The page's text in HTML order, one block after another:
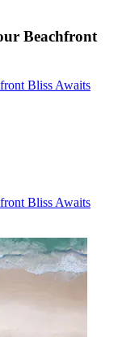
Beachfront
Bliss Awaits
Bliss Awaits